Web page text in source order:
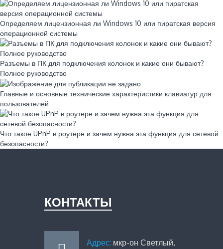
Определяем лицензионная ли Windows 10 или пиратская версия
операционной системы
Разъемы в ПК для подключения колонок и какие они бывают?
Полное руководство
Главные и основные технические характеристики клавиатур для
пользователей
Что такое UPnP в роутере и зачем нужна эта функция для сетевой
безопасности?
КОНТАКТЫ
Адрес: мкр-он Светлый,